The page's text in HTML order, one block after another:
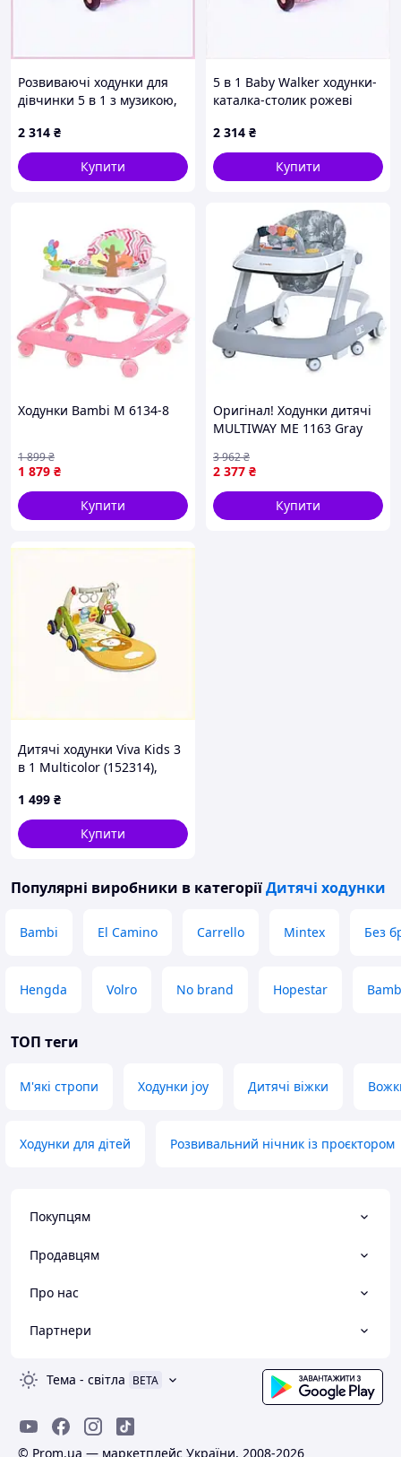
Розвиваючі ходунки для
дівчинки 5 в 1 з музикою,
2 314 ₴
Купити
5 в 1 Baby Walker ходунки-
каталка-столик рожеві
2 314 ₴
Купити
Ходунки Bambi M 6134-8
1 879 ₴
1 899₴
Купити
Оригінал! Ходунки дитячі
MULTIWAY ME 1163 Gray
Вища Якість!
2 377 ₴
3 962₴
Купити
Дитячі ходунки Viva Kids 3
в 1 Multicolor (152314),
1 499 ₴
Купити
Популярні виробники в категоріїДитячі ходунки
Bambi El Camino Carrello Mintex Без
Hengda Volro No brand Hopestar
ТОП теги
М'які стропи Ходунки joy Дитячі віжки
Ходунки для дітей Розвивальний нічник із проєктором
Покупцям
Продавцям
Про нас
Партнери
Тема - світла BETA
© Prom.ua — маркетплейс України, 2008-2026